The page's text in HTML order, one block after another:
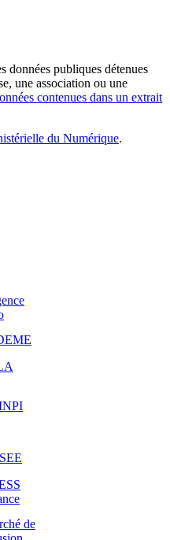
données publiques détenues
une association ou une
contenues dans un extrait
du Numérique.